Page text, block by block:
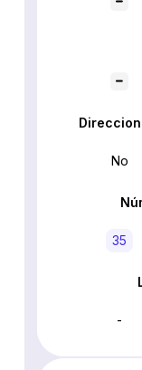
No
35
-